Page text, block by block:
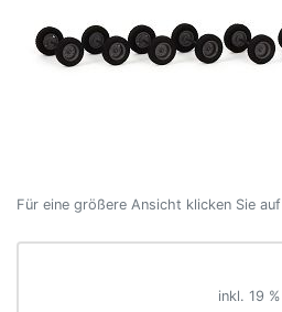
Für eine größere Ansicht klicken Sie
inkl. 19